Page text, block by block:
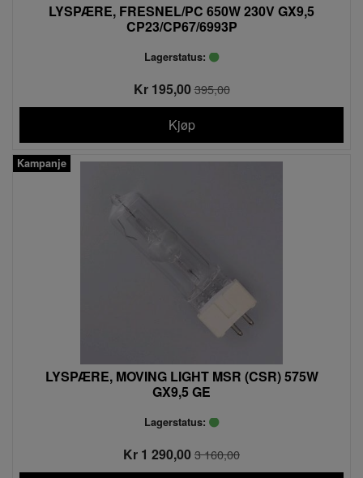
LYSPÆRE, FRESNEL/PC 650W 230V GX9,5
CP23/CP67/6993P
Lagerstatus:
Kr 195,00395,00
Kjøp
Kampanje
LYSPÆRE, MOVING LIGHT MSR (CSR) 575W
GX9,5 GE
Lagerstatus:
Kr 1 290,003 160,00